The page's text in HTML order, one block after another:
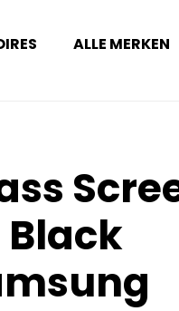
ALLE MERKEN